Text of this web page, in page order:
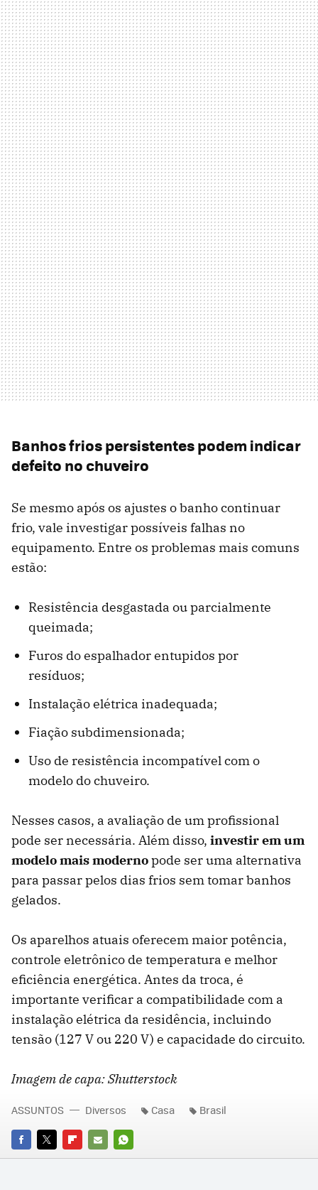
Banhos frios persistentes podem indicar
defeito no chuveiro
Se mesmo após os ajustes o banho continuar
frio, vale investigar possíveis falhas no
equipamento. Entre os problemas mais comuns
estão:
Resistência desgastada ou parcialmente
queimada;
Furos do espalhador entupidos por
resíduos;
Instalação elétrica inadequada;
Fiação subdimensionada;
Uso de resistência incompatível com o
modelo do chuveiro.
Nesses casos, a avaliação de um profissional
pode ser necessária. Além disso, investir em um
modelo mais modernopode ser uma alternativa
para passar pelos dias frios sem tomar banhos
gelados.
Os aparelhos atuais oferecem maior potência,
controle eletrônico de temperatura e melhor
eficiência energética. Antes da troca, é
importante verificar a compatibilidade com a
instalação elétrica da residência, incluindo
tensão (127 V ou 220 V) e capacidade do circuito.
Imagem de capa: Shutterstock
FACEBOOK
TWITTERFLIPBOARD
E-
WHATSAPP
ASSUNTOS Diversos Casa Brasil